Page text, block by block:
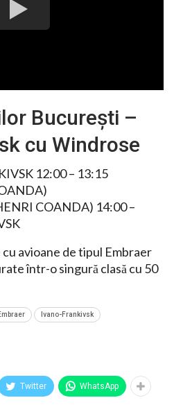
București –
cu Windrose
12:00 – 13:15
COANDA) 14:00 –
avioane de tipul Embraer
într-o singură clasă cu 50
Ivano-Frankivsk
Twitter WhatsApp